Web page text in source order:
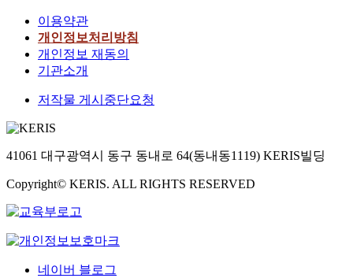
이용약관
개인정보처리방침
개인정보 재동의
기관소개
저작물 게시중단요청
41061 대구광역시 동구 동내로 64(동내동1119) KERIS빌딩
Copyright© KERIS. ALL RIGHTS RESERVED
네이버 블로그